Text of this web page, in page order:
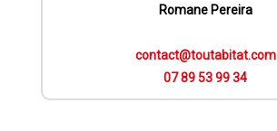
Romane Pereira
contact@toutabitat.com
07 89 53 99 34